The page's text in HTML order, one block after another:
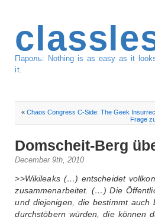
Пароль: Nothing is as easy as it
it.
«Chaos Congress C-Side: The Geek
Frage
Domscheit-Berg
December 9th, 2010
>>Wikileaks (…) entscheidet
zusammenarbeitet. (…) Die
und diejenigen, die bestimmt auch
durchstöbern würden, die können